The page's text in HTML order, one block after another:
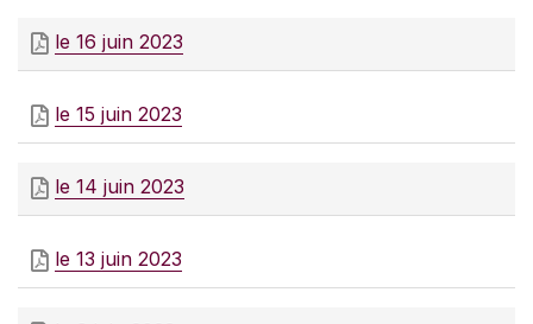
le 16 juin 2023
le 15 juin 2023
le 14 juin 2023
le 13 juin 2023